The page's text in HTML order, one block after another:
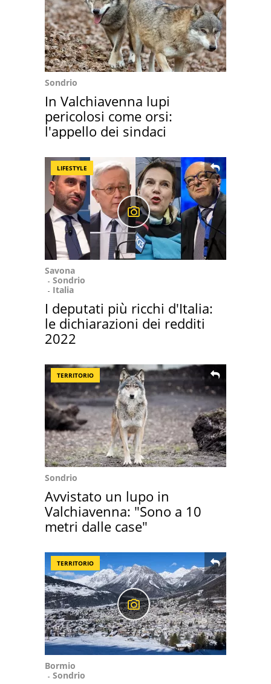
Sondrio
In Valchiavenna lupi
pericolosi come orsi:
l'appello dei sindaci
LIFESTYLE
Savona
Sondrio
Italia
I deputati più ricchi d'Italia:
le dichiarazioni dei redditi
2022
TERRITORIO
Sondrio
Avvistato un lupo in
Valchiavenna: "Sono a 10
metri dalle case"
TERRITORIO
Bormio
Sondrio